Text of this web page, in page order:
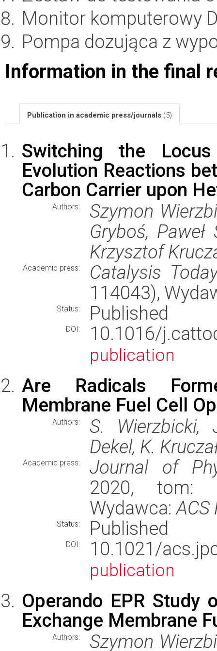
Monitor komputerowy
Pompa dozująca z
Information in the final
Publication in academic press/journals (5)
Switching the
Evolution Reactions
Carbon Carrier upon
Authors:
Szymon
Gryboś,
Krzysztof
Academic press:
Catalysis
114043),
Status: Published
DOI: 10.1016/
publication
Are Radicals
Membrane Fuel Cell
Authors:
S. Wierzbicki,
Dekel, K.
Academic press:
Journal of
2020, tom:
Wydawca:ACS
Status: Published
DOI: 10.1021/
publication
Operando EPR Study
Exchange Membrane
Authors: Szymon